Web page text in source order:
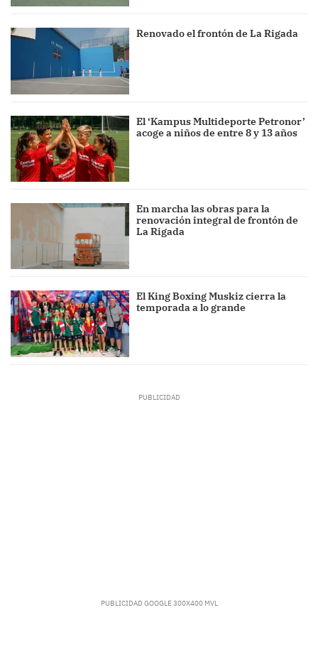
Renovado el frontón de La Rigada
El ‘Kampus Multideporte Petronor’
acoge a niños de entre 8 y 13 años
En marcha las obras para la
renovación integral de frontón de
La Rigada
El King Boxing Muskiz cierra la
temporada a lo grande